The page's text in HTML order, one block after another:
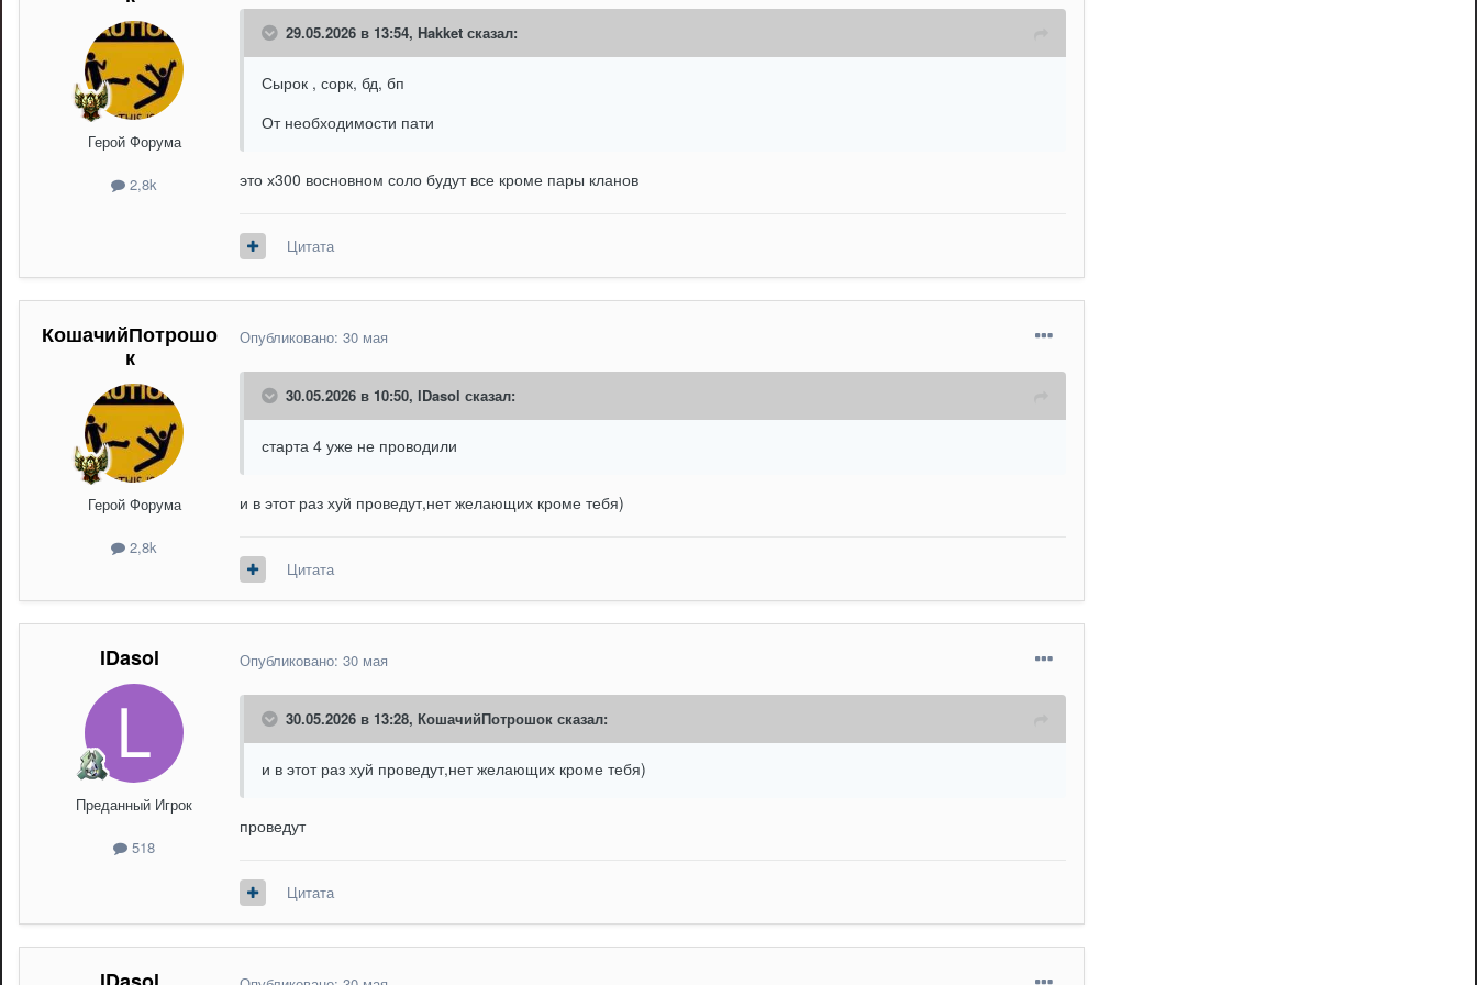
Герой Форума
2,8k
29.05.2026 в 13:54, Hakket сказал:
Сырок , сорк, бд, бп
От необходимости пати
это х300 восновном соло будут все кроме пары кланов
Цитата
КошачийПотрошо
к
Герой Форума
2,8k
Опубликовано: 30 мая
30.05.2026 в 10:50, lDasol сказал:
старта 4 уже не проводили
и в этот раз хуй проведут,нет желающих кроме тебя)
Цитата
lDasol
Преданный Игрок
518
Опубликовано: 30 мая
30.05.2026 в 13:28, КошачийПотрошок сказал:
и в этот раз хуй проведут,нет желающих кроме тебя)
проведут
Цитата